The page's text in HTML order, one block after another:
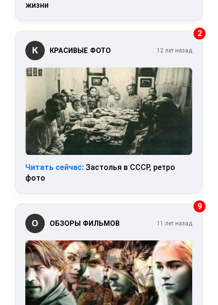
жизни
2
К КРАСИВЫЕ ФОТО 12 лет назад
Читать сейчас: Застолья в СССР, ретро
фото
9
О ОБЗОРЫ ФИЛЬМОВ 11 лет назад